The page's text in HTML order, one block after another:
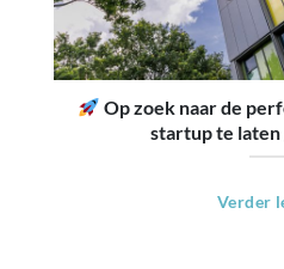
Op zoek naar de
startup te laten
Verder